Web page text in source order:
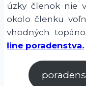
úzky členok nie
okolo členku
vhodných
line poradenstva.